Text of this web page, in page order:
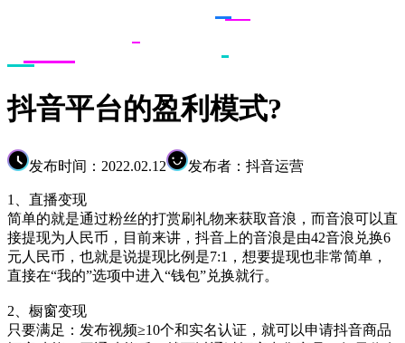
抖音平台的盈利模式?
发布时间：2022.02.12 发布者：抖音运营
1、直播变现
简单的就是通过粉丝的打赏刷礼物来获取音浪，而音浪可以直
接提现为人民币，目前来讲，抖音上的音浪是由42音浪兑换6
元人民币，也就是说提现比例是7:1，想要提现也非常简单，
直接在“我的”选项中进入“钱包”兑换就行。
2、橱窗变现
只要满足：发布视频≥10个和实名认证，就可以申请抖音商品